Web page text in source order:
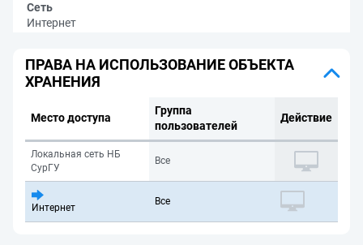
Сеть
Интернет
ПРАВА НА ИСПОЛЬЗОВАНИЕ ОБЪЕКТА
ХРАНЕНИЯ
Место доступа
Группа
пользователей
Действие
Локальная сеть НБ
СурГУ
Все
Интернет
Все